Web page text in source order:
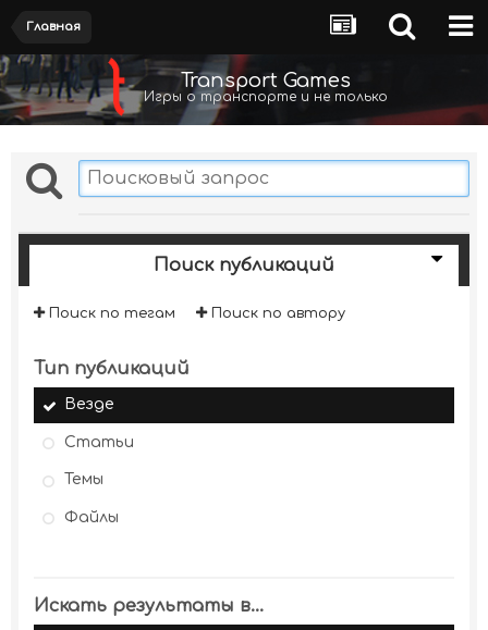
Главная
Transport Games
Игры о транспорте и не только
Поиск публикаций
Поиск по тегам Поиск по автору
Тип публикаций
Везде
Статьи
Темы
Файлы
Искать результаты в...